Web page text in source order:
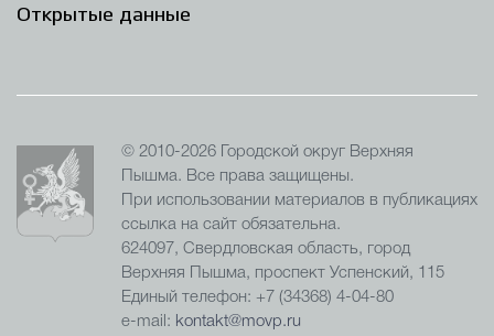
Открытые данные
© 2010-2026 Городской округ Верхняя
Пышма. Все права защищены.
При использовании материалов в публикациях
ссылка на сайт обязательна.
624097, Свердловская область, город
Верхняя Пышма, проспект Успенский, 115
Единый телефон: +7 (34368) 4-04-80
e-mail: kontakt@movp.ru